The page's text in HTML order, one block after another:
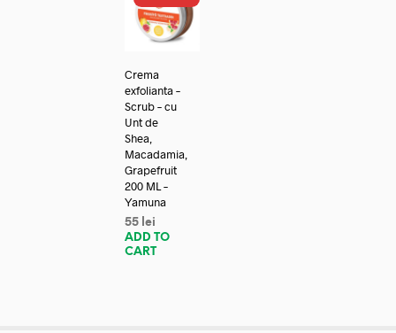
Crema
exfolianta –
Scrub – cu
Unt de
Shea,
Macadamia,
Grapefruit
200 ML –
Yamuna
55 lei
ADD TO
CART